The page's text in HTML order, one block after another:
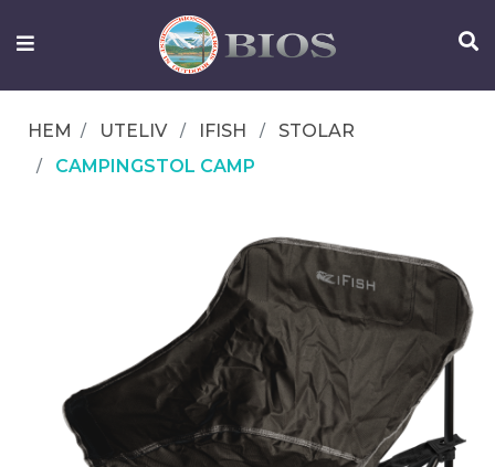
FISKEUTRUSTNING
OM
IFISH
HEM UTELIV IFISH
STOLAR
CAMPINGSTOL CAMP